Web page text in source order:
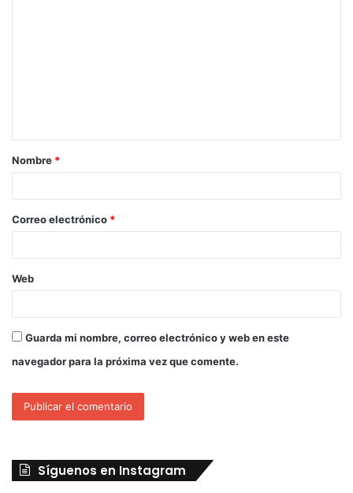
Nombre *
Correo electrónico *
Web
Guarda mi nombre, correo electrónico y web en este
navegador para la próxima vez que comente.
Síguenos en Instagram